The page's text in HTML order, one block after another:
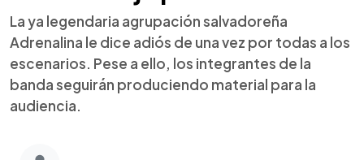
La ya legendaria agrupación salvadoreña
Adrenalina le dice adiós de una vez por todas a los
escenarios. Pese a ello, los integrantes de la
banda seguirán produciendo material para la
audiencia.